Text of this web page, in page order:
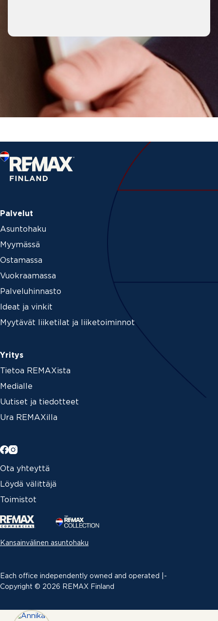
Palvelut
Asuntohaku
Myymässä
Ostamassa
Vuokraamassa
Palveluhinnasto
Ideat ja vinkit
Myytävät liiketilat ja liiketoiminnot
Yritys
Tietoa REMAXista
Medialle
Uutiset ja tiedotteet
Ura REMAXilla
Ota yhteyttä
Löydä välittäjä
Toimistot
Kansainvälinen asuntohaku
Each office independently owned and operated |­
Copyright © 2026 REMAX Finland